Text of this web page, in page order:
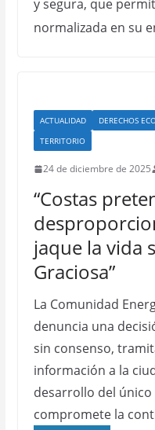
y segura, que
normalizada en su
ACTUALIDAD DERECHOS
TERRITORIO
24 de diciembre de 2025
“Costas
jaque la vida
Graciosa”
La Comunidad
denuncia una
sin consenso,
información a la
desarrollo del
compromete la